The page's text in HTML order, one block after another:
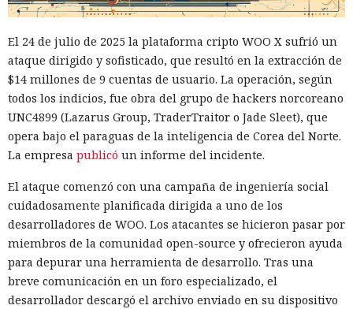
El 24 de julio de 2025 la plataforma cripto WOO X sufrió un
ataque dirigido y sofisticado, que resultó en la extracción de
$14 millones de 9 cuentas de usuario. La operación, según
todos los indicios, fue obra del grupo de hackers norcoreano
UNC4899 (Lazarus Group, TraderTraitor o Jade Sleet), que
opera bajo el paraguas de la inteligencia de Corea del Norte.
La empresa publicó un informe del incidente.
El ataque comenzó con una campaña de ingeniería social
cuidadosamente planificada dirigida a uno de los
desarrolladores de WOO. Los atacantes se hicieron pasar por
miembros de la comunidad open-source y ofrecieron ayuda
para depurar una herramienta de desarrollo. Tras una
breve comunicación en un foro especializado, el
desarrollador descargó el archivo enviado en su dispositivo